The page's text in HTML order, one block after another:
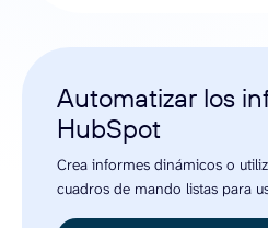
Automatizar los
HubSpot
Crea informes dinámicos o
cuadros de mando listas para